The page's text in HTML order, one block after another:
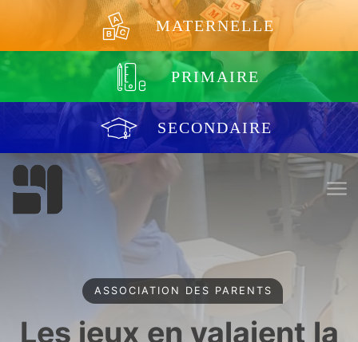
MATERNELLE
PRIMAIRE
SECONDAIRE
ASSOCIATION DES PARENTS
Les jeux en valaient la